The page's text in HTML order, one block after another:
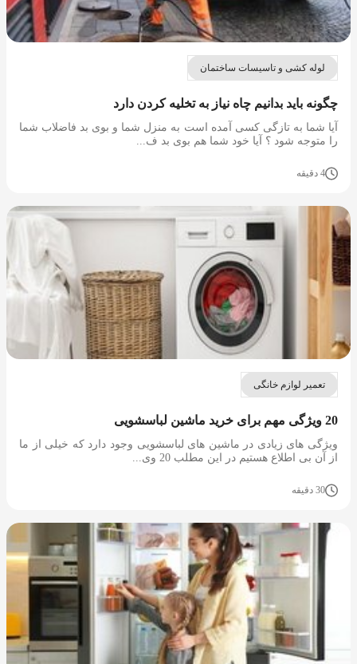
لوله کشی و تاسیسات ساختمان
چگونه باید بدانیم چاه نیاز به تخلیه کردن دارد
آیا شما به تازگی کسی آمده است به منزل شما و بوی بد فاضلاب شما
را متوجه شود ؟ آیا خود شما هم بوی بد ف...
4 دقیقه
تعمیر لوازم خانگی
20 ویژگی مهم برای خرید ماشین لباسشویی
ویژگی های زیادی در ماشین های لباسشویی وجود دارد که خیلی از ما
از آن بی اطلاع هستیم در این مطلب 20 وی...
30 دقیقه